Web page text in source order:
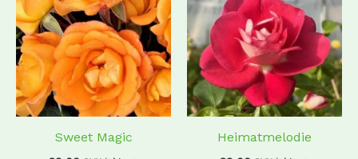
Sweet Magic
has
multiple
variants.
The
options
may
Heimatmelodie
has
The
options
may